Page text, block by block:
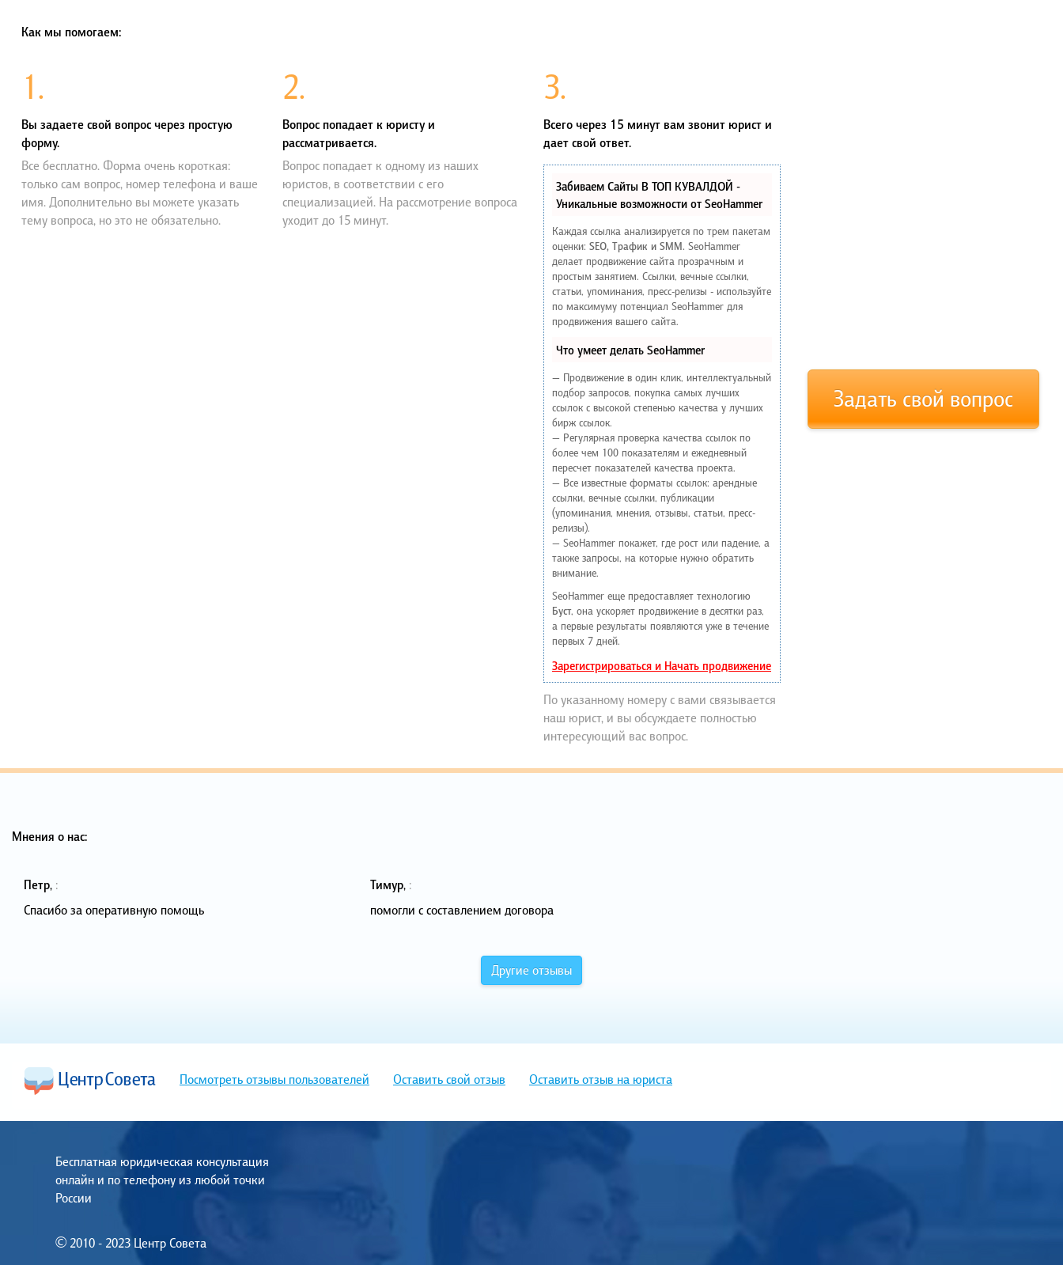
Как мы помогаем:
1.
Вы задаете свой вопрос через простую
форму.
Все бесплатно. Форма очень короткая:
только сам вопрос, номер телефона и ваше
имя. Дополнительно вы можете указать
тему вопроса, но это не обязательно.
2.
Вопрос попадает к юристу и
рассматривается.
Вопрос попадает к одному из наших
юристов, в соответствии с его
специализацией. На рассмотрение вопроса
уходит до 15 минут.
3.
Всего через 15 минут вам звонит юрист и
дает свой ответ.
Забиваем Сайты В ТОП КУВАЛДОЙ -
Уникальные возможности от SeoHammer
Каждая ссылка анализируется по трем пакетам
оценки: SEO, Трафик и SMM. SeoHammer
делает продвижение сайта прозрачным и
простым занятием. Ссылки, вечные ссылки,
статьи, упоминания, пресс-релизы - используйте
по максимуму потенциал SeoHammer для
продвижения вашего сайта.
Что умеет делать SeoHammer
— Продвижение в один клик, интеллектуальный
подбор запросов, покупка самых лучших
ссылок с высокой степенью качества у лучших
бирж ссылок.
— Регулярная проверка качества ссылок по
более чем 100 показателям и ежедневный
пересчет показателей качества проекта.
— Все известные форматы ссылок: арендные
ссылки, вечные ссылки, публикации
(упоминания, мнения, отзывы, статьи, пресс-
релизы).
— SeoHammer покажет, где рост или падение, а
также запросы, на которые нужно обратить
внимание.
SeoHammer еще предоставляет технологию
Буст, она ускоряет продвижение в десятки раз,
а первые результаты появляются уже в течение
первых 7 дней.
Зарегистрироваться и Начать продвижение
По указанному номеру с вами связывается
наш юрист, и вы обсуждаете полностью
интересующий вас вопрос.
Задать свой вопрос
Мнения о нас:
Петр, :
Спасибо за оперативную помощь
Тимур, :
помогли с составлением договора
Другие отзывы
Посмотреть отзывы пользователей Оставить свой отзыв Оставить отзыв на юриста
Бесплатная юридическая консультация
онлайн и по телефону из любой точки
России
© 2010 - 2023 Центр Совета